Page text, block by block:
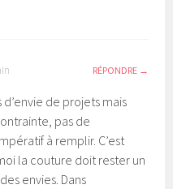
RÉPONDRE
d’envie de projets mais
pas de
à remplir. C’est
la couture doit rester un
envies. Dans